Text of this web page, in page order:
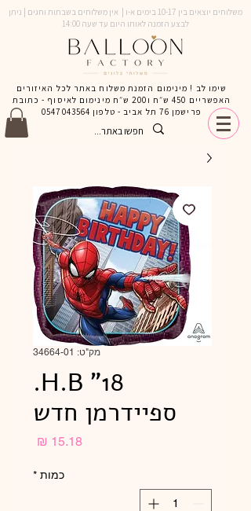
משלוחים יוצאים בין 10-17 בימים א-ו | אין משלוחים בשבתות וחגים | ניתן
לבצע הזמנה לאותו היום עד שעה 14:00
שימו לב ! מינימום הזמנת משלוח באתר לכל האיזורים
האפשריים 450 ש״ח ו200 ש״ח מינימום לאיסוף - כתובת
פרישמן 76 תל אביב - טלפון
0547043564
מק"ט: 34664-01
H.B "18.
ספיידרמן חדש
כמות *